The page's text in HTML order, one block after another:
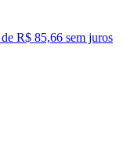
R$ 85,66 sem juros